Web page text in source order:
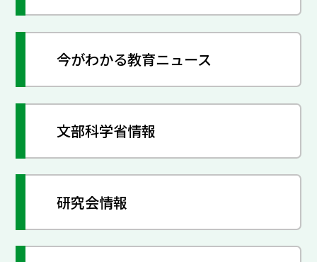
今がわかる教育ニュース
文部科学省情報
研究会情報